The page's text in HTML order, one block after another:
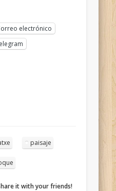
electrónico
paisaje
it with your friends!